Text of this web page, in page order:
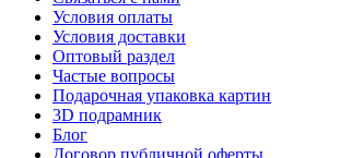
Условия оплаты
Условия доставки
Оптовый раздел
Частые вопросы
Подарочная упаковка картин
3D подрамник
Блог
Договор публичной оферты